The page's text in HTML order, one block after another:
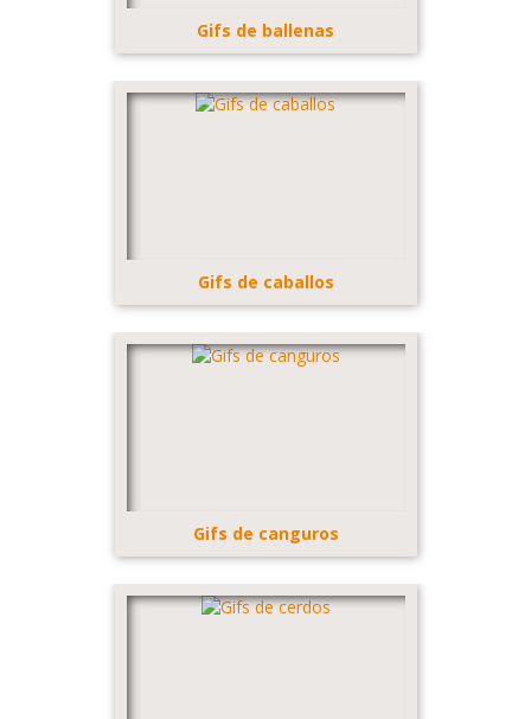
Gifs de ballenas
Gifs de caballos
Gifs de canguros